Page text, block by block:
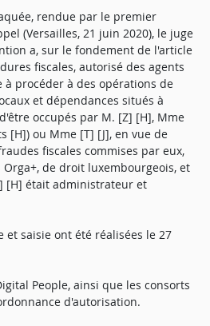
rendue par le premier
(Versailles, 21 juin 2020), le juge
a, sur le fondement de l'article
fiscales, autorisé des agents
procéder à des opérations de
et dépendances situés à
occupés par M. [Z] [H], Mme
[H]) ou Mme [T] [J], en vue de
fiscales commises par eux,
de droit luxembourgeois, et
[H] était administrateur et
et saisie ont été réalisées le 27
People, ainsi que les consorts
d'autorisation.